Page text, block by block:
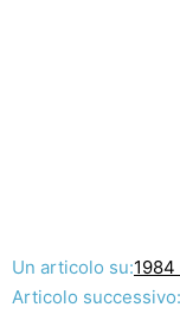
Un articolo su:
Articolo successivo: